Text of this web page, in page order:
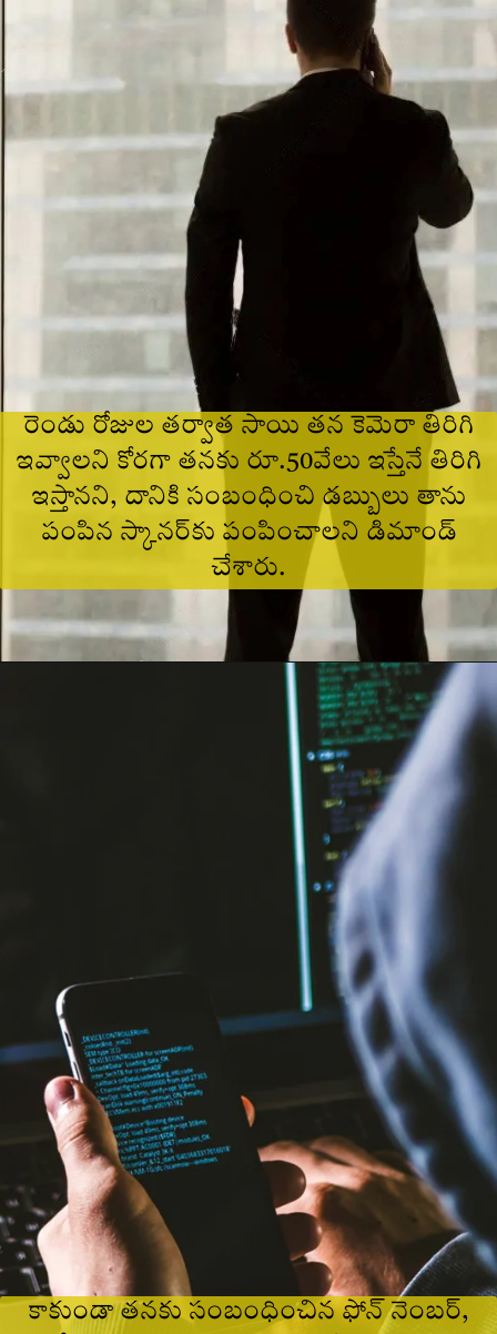
రెండు రోజుల తర్వాత సాయి తన కెమెరా తిరిగి
ఇవ్వాలని కోరగా తనకు రూ.50వేలు ఇస్తేనే తిరిగి
ఇస్తానని, దానికి సంబంధించి డబ్బులు తాను
పంపిన స్కానర్‌కు పంపించాలని డిమాండ్‌
చేశారు.
కాకుండా తనకు సంబంధించిన ఫోన్ నెంబర్,